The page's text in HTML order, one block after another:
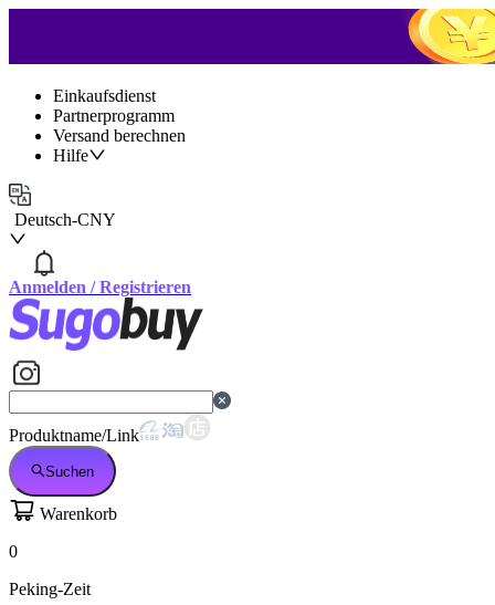
Einkaufsdienst
Partnerprogramm
Versand berechnen
Hilfe
Deutsch-CNY
Anmelden /Registrieren
Produktname/Link
Suchen
Warenkorb
0
Peking-Zeit